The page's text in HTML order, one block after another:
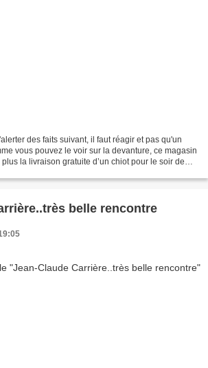
des faits suivant, il faut réagir et pas qu'un
vous pouvez le voir sur la devanture, ce magasin
la livraison gratuite d’un chiot pour le soir de
belle rencontre